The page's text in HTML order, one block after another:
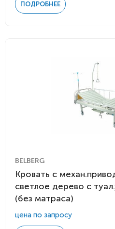
ПОДРОБНЕЕ
BELBERG
Кровать с
светлое дерево с
(без матраса)
цена по запросу